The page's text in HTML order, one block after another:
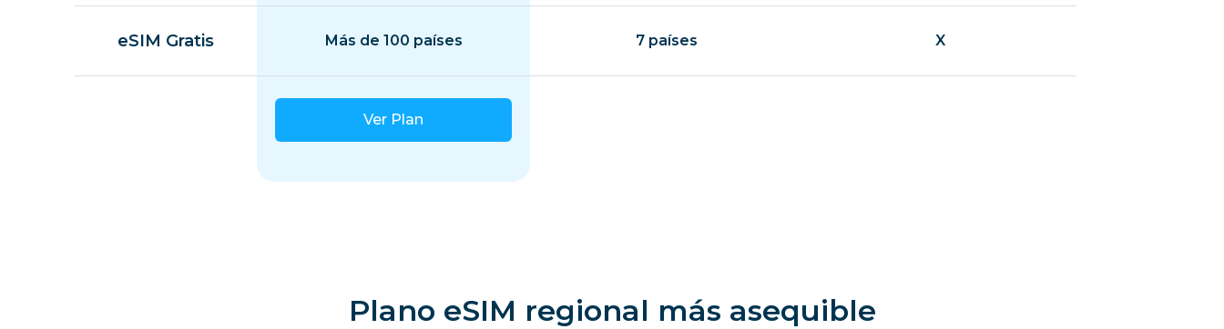
eSIM Gratis Más de 100 países 7 países X
Ver Plan
Plano eSIM regional más asequible